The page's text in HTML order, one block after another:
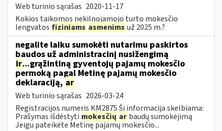
Web turinio sąrašas 2020-11-17
Kokios taikomos nekilnojamojo turto mokesčio
lengvatos fiziniams asmenims už 2025 m.?
negalite laiku sumokėti nutarimu paskirtos
baudos už administracinį nusižengimą
ir...grąžintiną gyventojų pajamų mokesčio
permoką pagal Metinę pajamų mokesčio
deklaraciją, ar
Web turinio sąrašas 2026-03-24
Registracijos numeris KM2875 Ši informacija skelbiama:
Prašymas išdėstyti mokesčių ar baudų sumokėjimą
Jeigu pateikėte Metinę pajamų mokesčio...